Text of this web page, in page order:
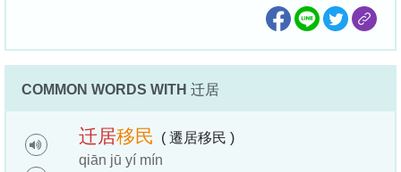
COMMON WORDS WITH 迁居
迁居移民
( 遷居移民 )
qiān jū yí mín